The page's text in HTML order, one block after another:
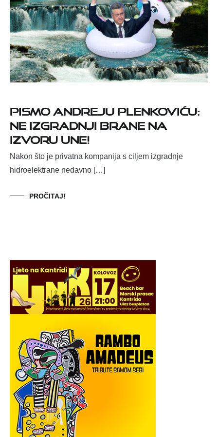
Pismo Andreju Plenkoviću:
ne izgradnji brane na
izvoru Une!
Nakon što je privatna kompanija s ciljem izgradnje
hidroelektrane nedavno […]
PROČITAJ!